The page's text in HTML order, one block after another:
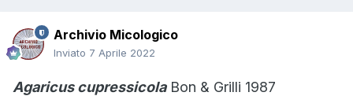
Archivio Micologico
Inviato 7 Aprile 2022
Agaricus cupressicolaBon & Grilli 1987